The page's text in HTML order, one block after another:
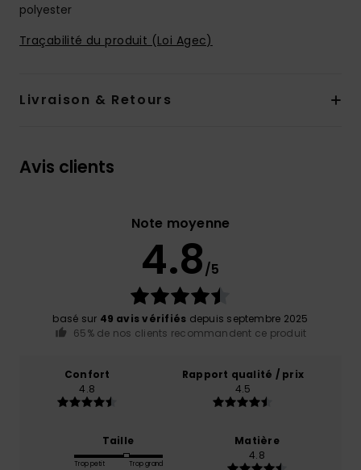
polyester
Traçabilité du produit (Loi Agec)
Livraison & Retours
Avis clients
Note moyenne
4.8/5
basé sur 49 avis vérifiés depuis septembre 2025
65% de nos clients recommandent ce produit
Confort
4.8
Rapport qualité / prix
4.5
Taille
Trop petit Trop grand
Matière
4.8